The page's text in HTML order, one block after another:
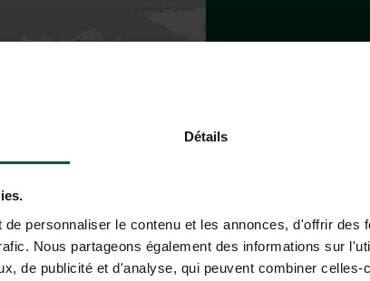
Détails
personnaliser le contenu et les annonces, d'offrir des
Nous partageons également des informations sur
de publicité et d'analyse, qui peuvent combiner
BEI HUTTOPIA